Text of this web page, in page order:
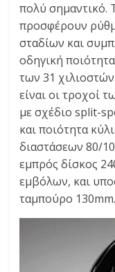
πολύ σημαντικό.
προσφέρουν
σταδίων και
οδηγική
των 31
είναι οι τροχοί
με σχέδιο split-
και ποιότητα
διαστάσεων 80/
εμπρός δίσκος
εμβόλων, και
ταμπούρο 130mm.